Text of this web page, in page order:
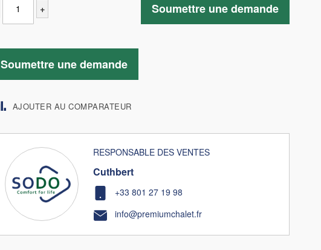
+ Soumettre une demande
Soumettre une demande
AJOUTER AU COMPARATEUR
RESPONSABLE DES VENTES
Cuthbert
+33 801 27 19 98
info@premiumchalet.fr